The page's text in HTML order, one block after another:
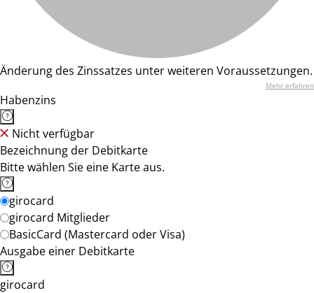
Änderung des Zinssatzes unter weiteren Voraussetzungen.
Mehr erfahren
Habenzins
Nicht verfügbar
Bezeichnung der Debitkarte
Bitte wählen Sie eine Karte aus.
girocard
girocard Mitglieder
BasicCard (Mastercard oder Visa)
Ausgabe einer Debitkarte
girocard